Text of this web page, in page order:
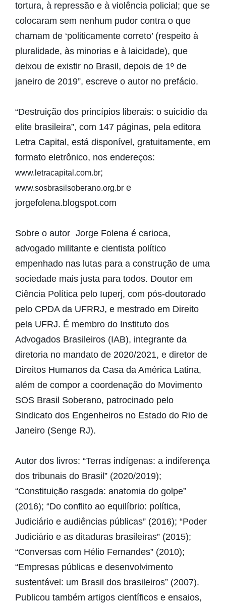
tortura, à repressão e à violência policial; que se
colocaram sem nenhum pudor contra o que
chamam de ‘politicamente correto’ (respeito à
pluralidade, às minorias e à laicidade), que
deixou de existir no Brasil, depois de 1º de
janeiro de 2019”, escreve o autor no prefácio.
“Destruição dos princípios liberais: o suicídio da
elite brasileira”, com 147 páginas, pela editora
Letra Capital, está disponível, gratuitamente, em
formato eletrônico, nos endereços:
www.letracapital.com.br;
www.sosbrasilsoberano.org.br e
jorgefolena.blogspot.com
Sobre o autor Jorge Folena é carioca,
advogado militante e cientista político
empenhado nas lutas para a construção de uma
sociedade mais justa para todos. Doutor em
Ciência Política pelo Iuperj, com pós-doutorado
pelo CPDA da UFRRJ, e mestrado em Direito
pela UFRJ. É membro do Instituto dos
Advogados Brasileiros (IAB), integrante da
diretoria no mandato de 2020/2021, e diretor de
Direitos Humanos da Casa da América Latina,
além de compor a coordenação do Movimento
SOS Brasil Soberano, patrocinado pelo
Sindicato dos Engenheiros no Estado do Rio de
Janeiro (Senge RJ).
Autor dos livros: “Terras indígenas: a indiferença
dos tribunais do Brasil” (2020/2019);
“Constituição rasgada: anatomia do golpe”
(2016); “Do conflito ao equilíbrio: política,
Judiciário e audiências públicas” (2016); “Poder
Judiciário e as ditaduras brasileiras” (2015);
“Conversas com Hélio Fernandes” (2010);
“Empresas públicas e desenvolvimento
sustentável: um Brasil dos brasileiros” (2007).
Publicou também artigos científicos e ensaios,